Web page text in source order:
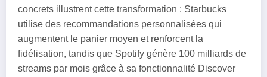
concrets illustrent cette transformation : Starbucks
utilise des recommandations personnalisées qui
augmentent le panier moyen et renforcent la
fidélisation, tandis que Spotify génère 100 milliards de
streams par mois grâce à sa fonctionnalité Discover